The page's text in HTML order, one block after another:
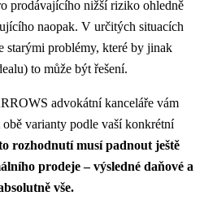
prodávajícího nižší riziko ohledně
naopak. V určitých situacích
starými problémy, které by jinak
to může být řešení.
advokátní kanceláře vám
varianty podle vaší konkrétní
rozhodnutí musí padnout ještě
prodeje – výsledné daňové a
vše.